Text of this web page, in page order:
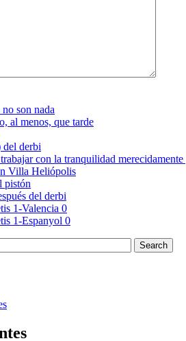
son nada
al menos, que tarde
del derbi
con la tranquilidad merecidamente
Villa Heliópolis
pistón
del derbi
1-Valencia 0
1-Espanyol 0